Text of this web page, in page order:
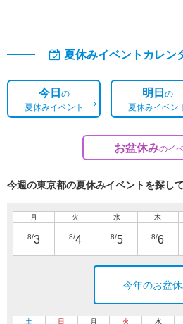
夏休みイベントカレン
今日の
夏休みイベント
明日の
夏休みイベン
お盆休みのイ
今週の東京都の夏休みイベントを探し
月
8/3
火
8/4
水
8/5
木
8/6
今年のお盆
土 日 月 火 水